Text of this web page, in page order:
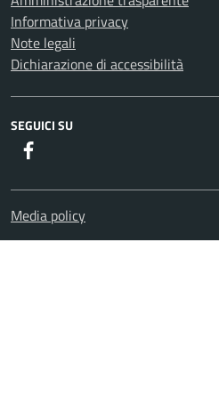
Informativa privacy
Note legali
Dichiarazione di accessibilità
SEGUICI SU
Media policy